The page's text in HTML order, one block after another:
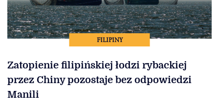
FILIPINY
Zatopienie filipińskiej łodzi rybackiej
przez Chiny pozostaje bez odpowiedzi
Manili